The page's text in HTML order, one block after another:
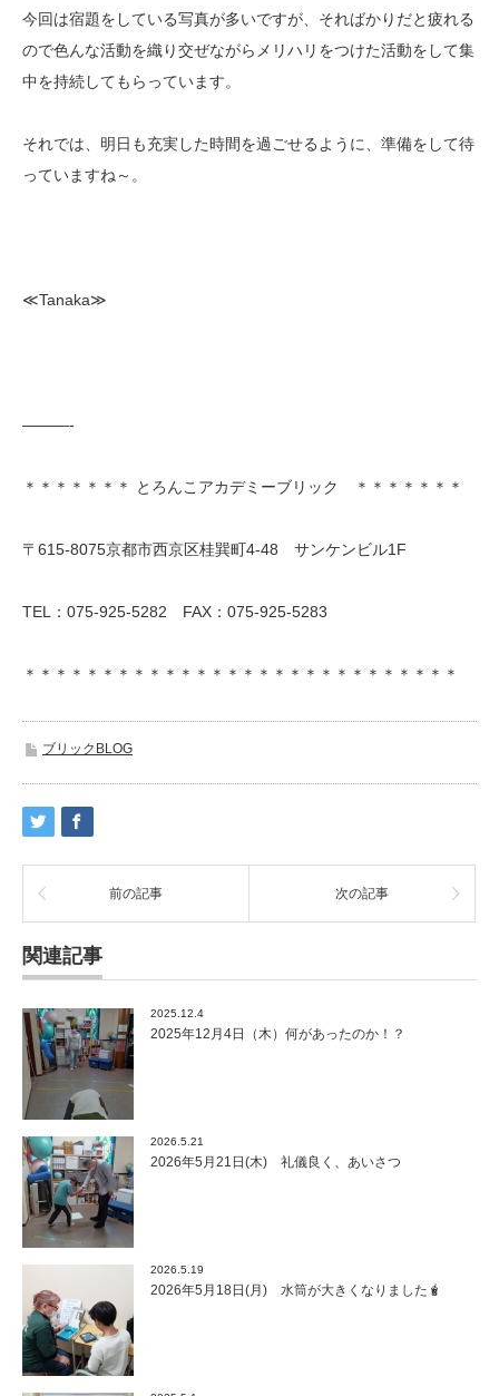
今回は宿題をしている写真が多いですが、そればかりだと疲れる
ので色んな活動を織り交ぜながらメリハリをつけた活動をして集
中を持続してもらっています。
それでは、明日も充実した時間を過ごせるように、準備をして待
っていますね～。
≪Tanaka≫
———-
＊＊＊＊＊＊＊ とろんこアカデミーブリック ＊＊＊＊＊＊＊
〒615-8075京都市西京区桂巽町4-48 サンケンビル1F
TEL：075-925-5282 FAX：075-925-5283
＊＊＊＊＊＊＊＊＊＊＊＊＊＊＊＊＊＊＊＊＊＊＊＊＊＊＊＊
ブリックBLOG
前の記事 次の記事
関連記事
2025.12.4
2025年12月4日（木）何があったのか！？
2026.5.21
2026年5月21日(木) 礼儀良く、あいさつ
2026.5.19
2026年5月18日(月) 水筒が大きくなりました🧋